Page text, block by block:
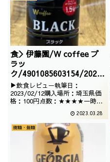
食＞伊藤園/W coffee ブ
ラッ
ク/4901085603154/2023
/02/12
▶飲食レビュー執筆日：
2023/02/12購入場所：埼玉県価
格：100円点数：★★★★一時期
活していた伊藤園のコーヒーです
ね。色々不思議な成分が入ってい
るので、コーヒー飲料扱いです。
2023.03.28
微糖・無糖